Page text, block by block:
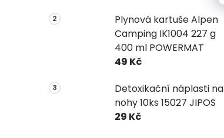
Plynová kartuše Alpen
Camping IK1004 227 g
400 ml POWERMAT
49 Kč
Detoxikační náplasti na
nohy 10ks 15027 JIPOS
29 Kč